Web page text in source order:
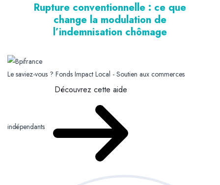
Rupture conventionnelle : ce que
change la modulation de
l’indemnisation chômage
Le saviez-vous ? Fonds Impact Local - Soutien aux commerces
indépendants
Découvrez cette aide